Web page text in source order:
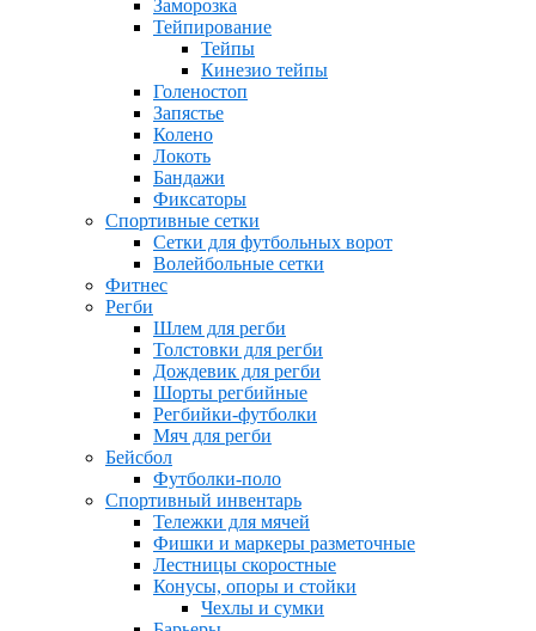
Заморозка
Тейпирование
Тейпы
Кинезио тейпы
Голеностоп
Запястье
Колено
Локоть
Бандажи
Фиксаторы
Спортивные сетки
Сетки для футбольных ворот
Волейбольные сетки
Фитнес
Регби
Шлем для регби
Толстовки для регби
Дождевик для регби
Шорты регбийные
Регбийки-футболки
Мяч для регби
Бейсбол
Футболки-поло
Спортивный инвентарь
Тележки для мячей
Фишки и маркеры разметочные
Лестницы скоростные
Конусы, опоры и стойки
Чехлы и сумки